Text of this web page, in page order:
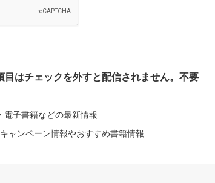
はチェックを外すと配信されません。不要
電子書籍などの最新情報
ャンペーン情報やおすすめ書籍情報